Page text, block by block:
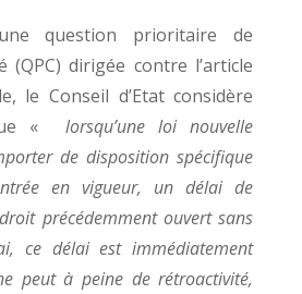
question prioritaire de
(QPC) dirigée contre l’article
le Conseil d’Etat considère
« lorsqu’une loi nouvelle
de disposition spécifique
en vigueur, un délai de
précédemment ouvert sans
ce délai est immédiatement
peut à peine de rétroactivité,